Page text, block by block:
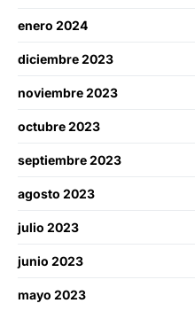
enero 2024
diciembre 2023
noviembre 2023
octubre 2023
septiembre 2023
agosto 2023
julio 2023
junio 2023
mayo 2023